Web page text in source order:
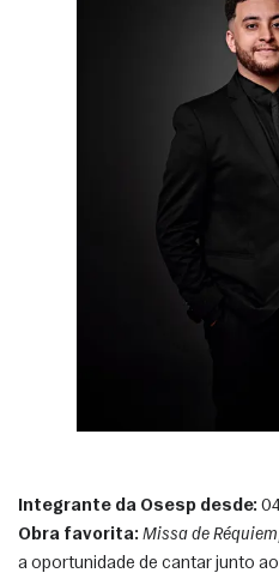
Integrante da Osesp desde:
Obra favorita: Missa de Réquiem
a oportunidade de cantar junto